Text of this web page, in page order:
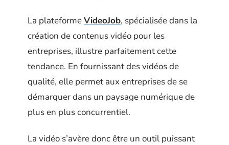
La plateformeVideoJob, spécialisée dans la
création de contenus vidéo pour les
entreprises, illustre parfaitement cette
tendance. En fournissant des vidéos de
qualité, elle permet aux entreprises de se
démarquer dans un paysage numérique de
plus en plus concurrentiel.
La vidéo s’avère donc être un outil puissant